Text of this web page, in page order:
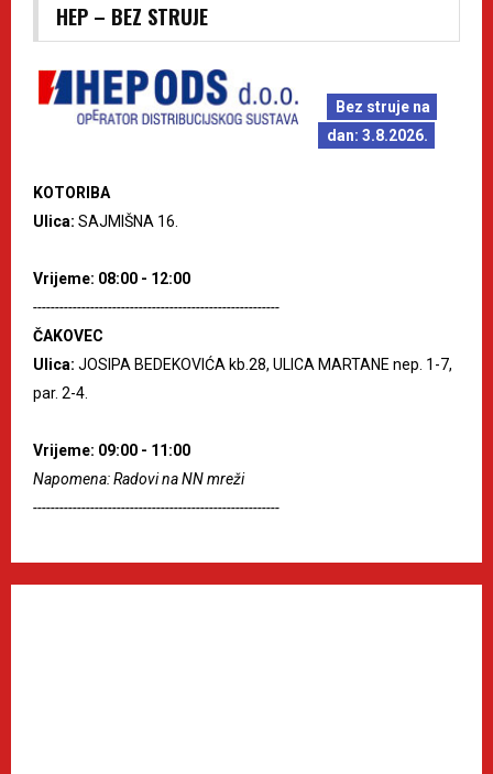
HEP – BEZ STRUJE
Bez struje na
dan: 3.8.2026.
KOTORIBA
Ulica: SAJMIŠNA 16.
Vrijeme: 08:00 - 12:00
--------------------------------------------------------
ČAKOVEC
Ulica: JOSIPA BEDEKOVIĆA kb.28, ULICA MARTANE nep. 1-7,
par. 2-4.
Vrijeme: 09:00 - 11:00
Napomena: Radovi na NN mreži
--------------------------------------------------------